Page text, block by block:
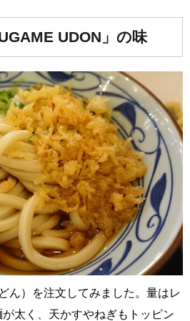
UDON」の味
ん）を注文してみました。量はレ
太く、天かすやねぎもトッピン